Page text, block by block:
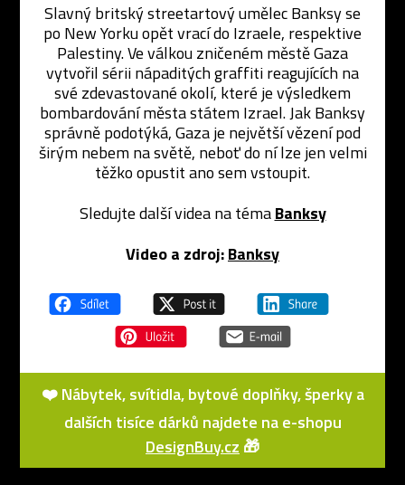
Slavný britský streetartový umělec Banksy se
po New Yorku opět vrací do Izraele, respektive
Palestiny. Ve válkou zničeném městě Gaza
vytvořil sérii nápaditých graffiti reagujících na
své zdevastované okolí, které je výsledkem
bombardování města státem Izrael. Jak Banksy
správně podotýká, Gaza je největší vězení pod
širým nebem na světě, neboť do ní lze jen velmi
těžko opustit ano sem vstoupit.
Sledujte další videa na témaBanksy
Video a zdroj:Banksy
❤️ Nábytek, svítidla, bytové doplňky, šperky a
dalších tisíce dárků najdete na e-shopu
DesignBuy.cz 🎁